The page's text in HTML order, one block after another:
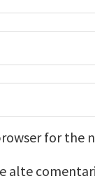
for the
alte